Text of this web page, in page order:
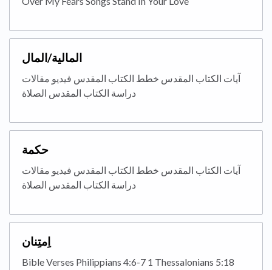
المالية/المال
آيات الكتاب المقدس خطط الكتاب المقدس فيديو مقالات
دراسة الكتاب المقدس الصلاة
حكمة
آيات الكتاب المقدس خطط الكتاب المقدس فيديو مقالات
دراسة الكتاب المقدس الصلاة
اِمتِنان
Bible Verses Philippians 4:6-7 1 Thessalonians 5:18